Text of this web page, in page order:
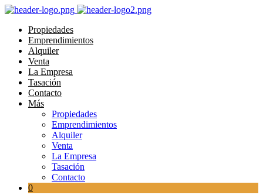
Propiedades
Emprendimientos
Alquiler
Venta
La Empresa
Tasación
Contacto
Más
Propiedades
Emprendimientos
Alquiler
Venta
La Empresa
Tasación
Contacto
0